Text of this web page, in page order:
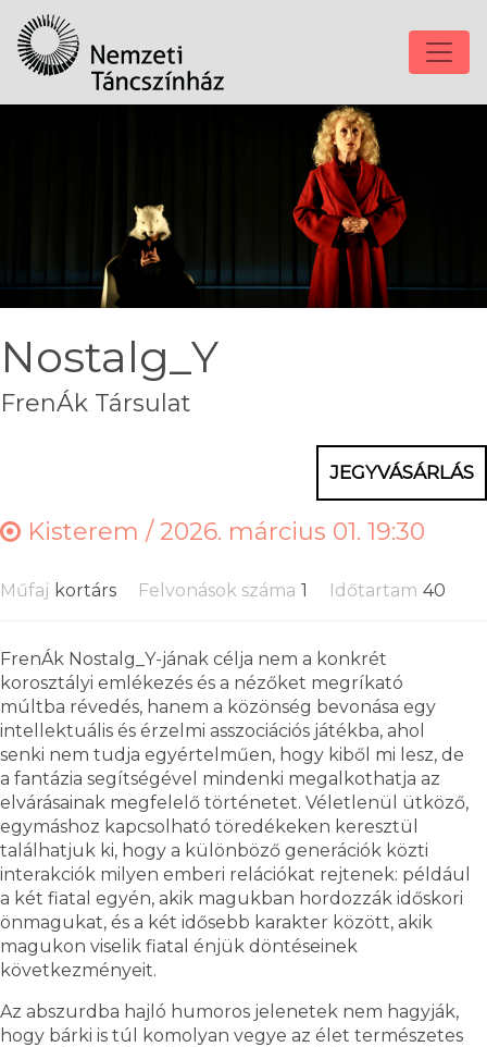
Nostalg_Y
FrenÁk Társulat
JEGYVÁSÁRLÁS
Kisterem /2026. március 01. 19:30
Műfaj kortárs Felvonások száma 1 Időtartam 40
FrenÁk Nostalg_Y-jának célja nem a konkrét
korosztályi emlékezés és a nézőket megríkató
múltba révedés, hanem a közönség bevonása egy
intellektuális és érzelmi asszociációs játékba, ahol
senki nem tudja egyértelműen, hogy kiből mi lesz, de
a fantázia segítségével mindenki megalkothatja az
elvárásainak megfelelő történetet. Véletlenül ütköző,
egymáshoz kapcsolható töredékeken keresztül
találhatjuk ki, hogy a különböző generációk közti
interakciók milyen emberi relációkat rejtenek: például
a két fiatal egyén, akik magukban hordozzák időskori
önmagukat, és a két idősebb karakter között, akik
magukon viselik fiatal énjük döntéseinek
következményeit.
Az abszurdba hajló humoros jelenetek nem hagyják,
hogy bárki is túl komolyan vegye az élet természetes